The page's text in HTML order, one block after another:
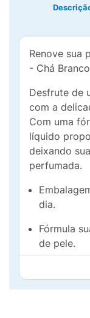
Renove sua
- Chá Branco
Desfrute de
com a
Com uma
líquido
deixando
perfumada.
dia.
Fórmula
de pele.
Aroma